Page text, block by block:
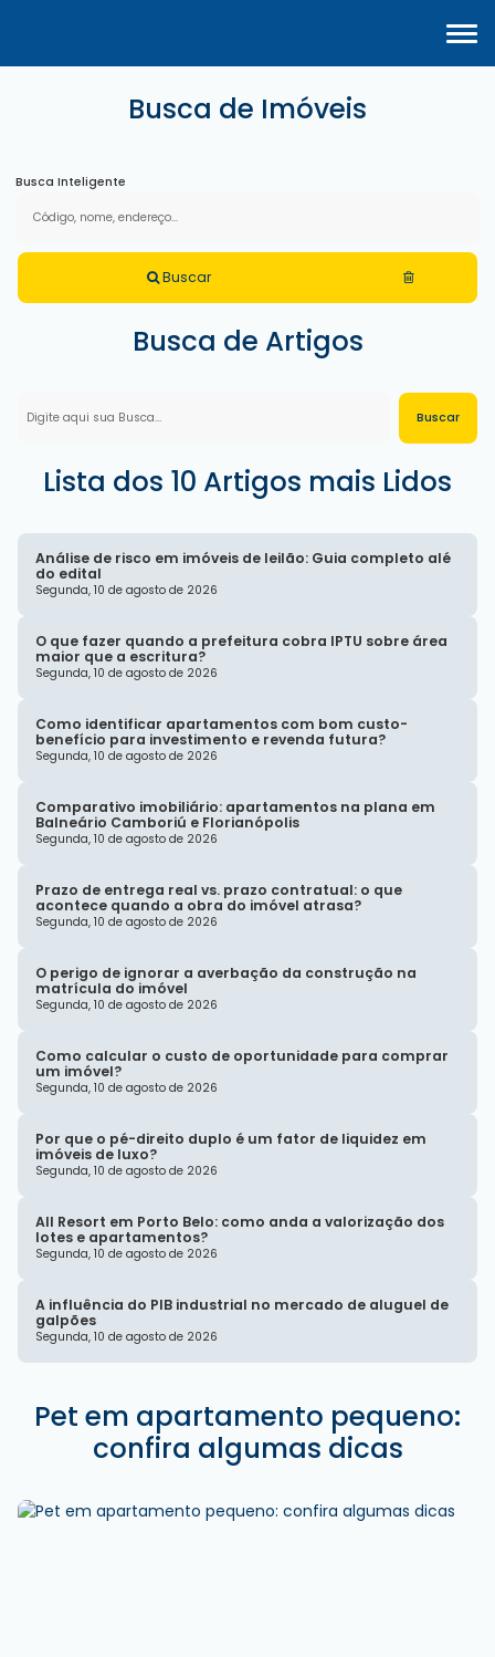
Busca de Imóveis
Busca Inteligente
Buscar
Busca de Artigos
Lista dos 10 Artigos mais Lidos
Análise de risco em imóveis de leilão: Guia completo alé
do edital
Segunda, 10 de agosto de 2026
O que fazer quando a prefeitura cobra IPTU sobre área
maior que a escritura?
Segunda, 10 de agosto de 2026
Como identificar apartamentos com bom custo-
benefício para investimento e revenda futura?
Segunda, 10 de agosto de 2026
Comparativo imobiliário: apartamentos na plana em
Balneário Camboriú e Florianópolis
Segunda, 10 de agosto de 2026
Prazo de entrega real vs. prazo contratual: o que
acontece quando a obra do imóvel atrasa?
Segunda, 10 de agosto de 2026
O perigo de ignorar a averbação da construção na
matrícula do imóvel
Segunda, 10 de agosto de 2026
Como calcular o custo de oportunidade para comprar
um imóvel?
Segunda, 10 de agosto de 2026
Por que o pé-direito duplo é um fator de liquidez em
imóveis de luxo?
Segunda, 10 de agosto de 2026
All Resort em Porto Belo: como anda a valorização dos
lotes e apartamentos?
Segunda, 10 de agosto de 2026
A influência do PIB industrial no mercado de aluguel de
galpões
Segunda, 10 de agosto de 2026
Pet em apartamento pequeno:
confira algumas dicas